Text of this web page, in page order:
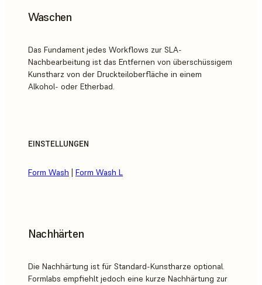
Waschen
Das Fundament jedes Workflows zur SLA-
Nachbearbeitung ist das Entfernen von überschüssigem
Kunstharz von der Druckteiloberfläche in einem
Alkohol- oder Etherbad.
EINSTELLUNGEN
Form Wash Form Wash L
Nachhärten
Die Nachhärtung ist für Standard-Kunstharze optional.
Formlabs empfiehlt jedoch eine kurze Nachhärtung zur